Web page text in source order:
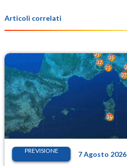
Articoli correlati
PREVISIONE 7 Agosto 2026